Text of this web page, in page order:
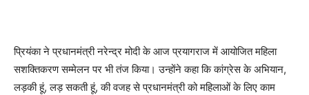
प्रियंका ने प्रधानमंत्री नरेन्द्र मोदी के आज प्रयागराज में आयोजित महिला
सशक्तिकरण सम्मेलन पर भी तंज किया। उन्होंने कहा कि कांग्रेस के अभियान,
लड़की हूं, लड़ सकती हूं, की वजह से प्रधानमंत्री को महिलाओं के लिए काम